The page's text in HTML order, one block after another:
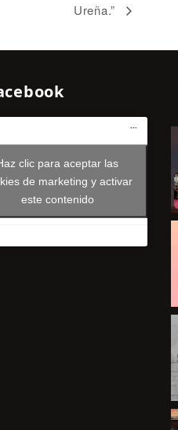
Ureña.”
clic para aceptar las
de marketing y activar
este contenido